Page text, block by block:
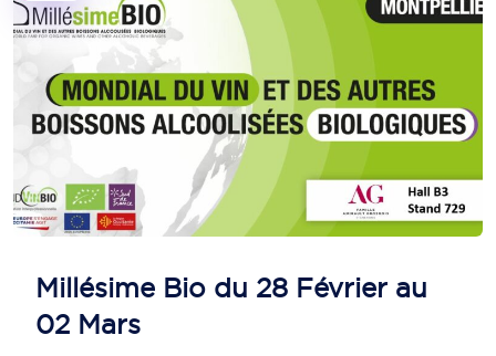
Millésime Bio du 28 Février au
02 Mars